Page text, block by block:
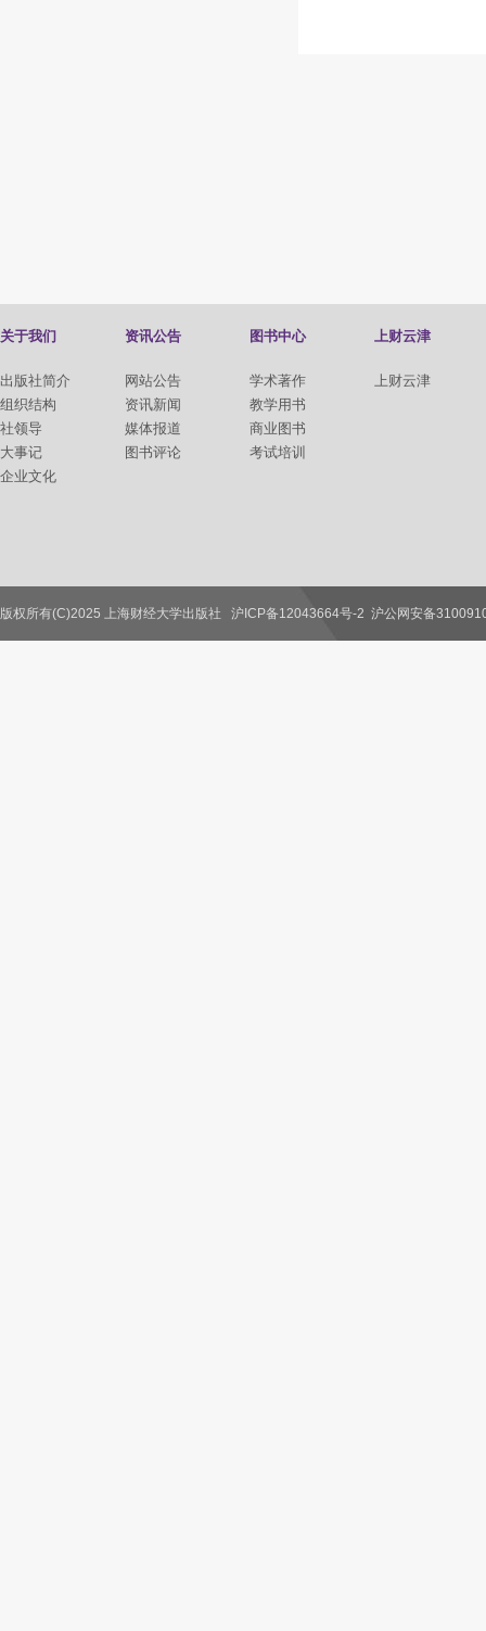
关于我们
出版社简介
组织结构
社领导
大事记
企业文化
资讯公告
网站公告
资讯新闻
媒体报道
图书评论
图书中心
学术著作
教学用书
商业图书
考试培训
上财云津
上财云津
联系我们
版权所有(C)2025 上海财经大学出版社 沪ICP备12043664号-2 沪公网安备